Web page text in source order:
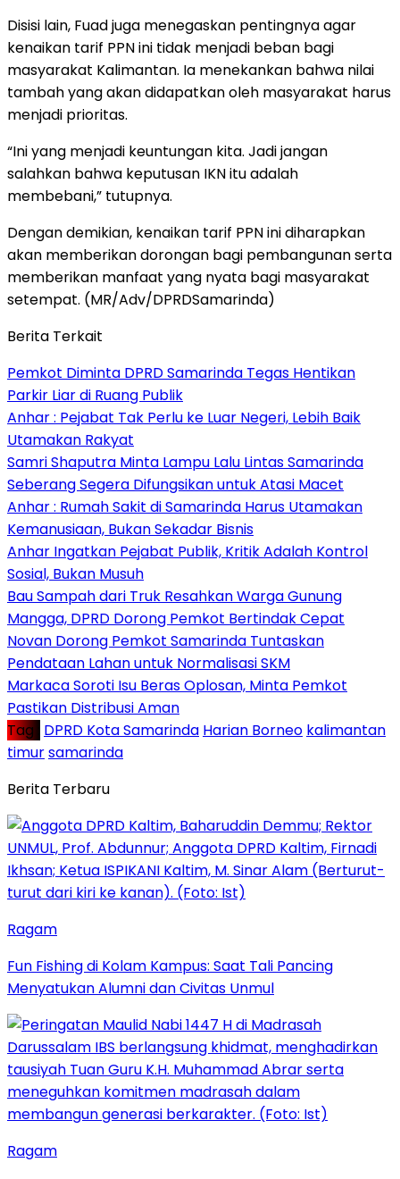
Disisi lain, Fuad juga menegaskan pentingnya agar
kenaikan tarif PPN ini tidak menjadi beban bagi
masyarakat Kalimantan. Ia menekankan bahwa nilai
tambah yang akan didapatkan oleh masyarakat harus
menjadi prioritas.
“Ini yang menjadi keuntungan kita. Jadi jangan
salahkan bahwa keputusan IKN itu adalah
membebani,” tutupnya.
Dengan demikian, kenaikan tarif PPN ini diharapkan
akan memberikan dorongan bagi pembangunan serta
memberikan manfaat yang nyata bagi masyarakat
setempat. (MR/Adv/DPRDSamarinda)
Berita Terkait
Pemkot Diminta DPRD Samarinda Tegas Hentikan
Parkir Liar di Ruang Publik
Anhar : Pejabat Tak Perlu ke Luar Negeri, Lebih Baik
Utamakan Rakyat
Samri Shaputra Minta Lampu Lalu Lintas Samarinda
Seberang Segera Difungsikan untuk Atasi Macet
Anhar : Rumah Sakit di Samarinda Harus Utamakan
Kemanusiaan, Bukan Sekadar Bisnis
Anhar Ingatkan Pejabat Publik, Kritik Adalah Kontrol
Sosial, Bukan Musuh
Bau Sampah dari Truk Resahkan Warga Gunung
Mangga, DPRD Dorong Pemkot Bertindak Cepat
Novan Dorong Pemkot Samarinda Tuntaskan
Pendataan Lahan untuk Normalisasi SKM
Markaca Soroti Isu Beras Oplosan, Minta Pemkot
Pastikan Distribusi Aman
Tag : DPRD Kota Samarinda Harian Borneo kalimantan
timursamarinda
Berita Terbaru
Ragam
Fun Fishing di Kolam Kampus: Saat Tali Pancing
Menyatukan Alumni dan Civitas Unmul
Ragam